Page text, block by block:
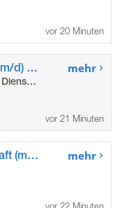
vor 20 Minuten
Pflegehilfskraft ohne Qualifikation (w/m/d) Teilzeit – Ambulante Dienste Brüggen / Bracht
Deutsches Rotes Kreuz Nordrhein Soziale Dienste gGmbH
mehr
vor 21 Minuten
Familienhelfer_pädagogische Fachkraft (m/w/d)_KJH Tangermünde mehr